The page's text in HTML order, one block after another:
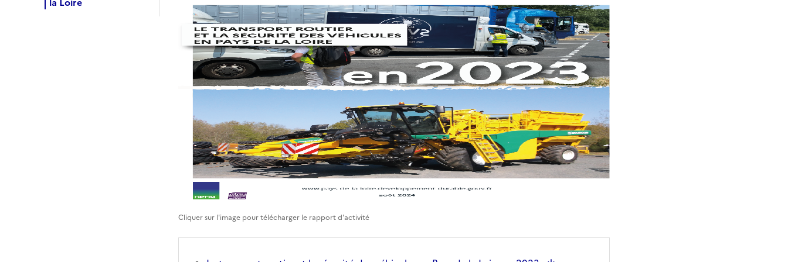
Cliquer sur l'image pour télécharger le rapport d'activité